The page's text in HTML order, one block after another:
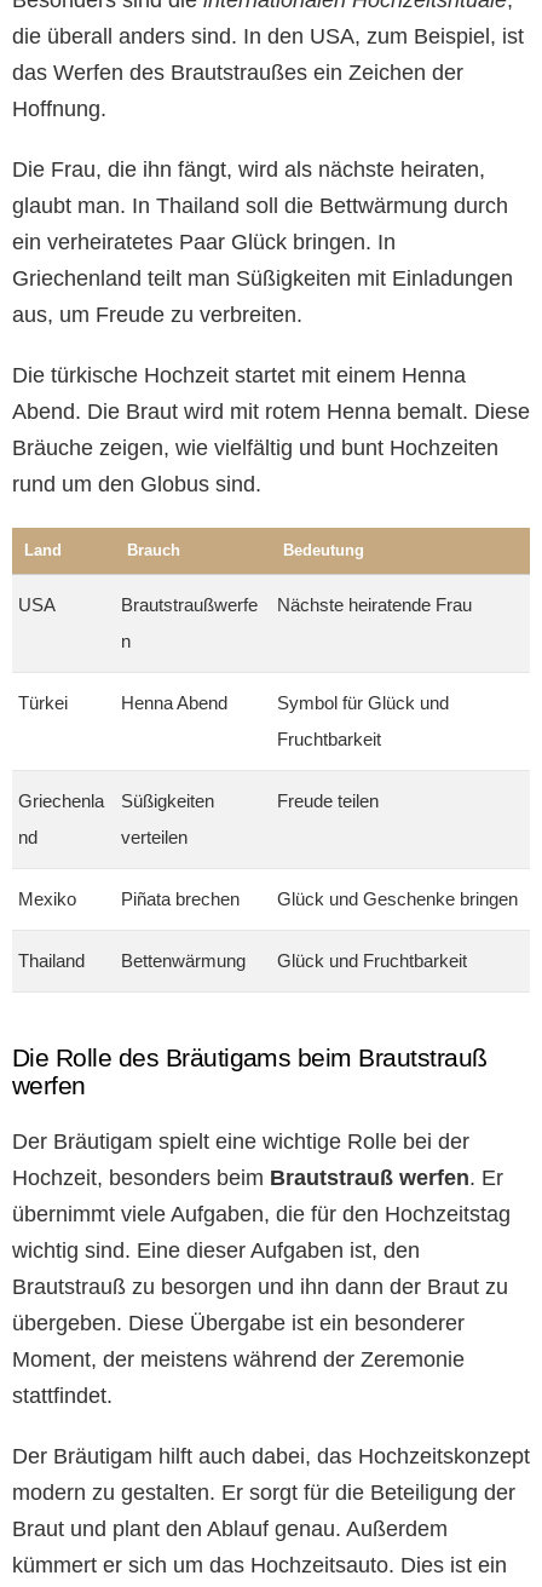
die überall anders sind. In den USA, zum Beispiel, ist
das Werfen des Brautstraußes ein Zeichen der
Hoffnung.
Die Frau, die ihn fängt, wird als nächste heiraten,
glaubt man. In Thailand soll die Bettwärmung durch
ein verheiratetes Paar Glück bringen. In
Griechenland teilt man Süßigkeiten mit Einladungen
aus, um Freude zu verbreiten.
Die türkische Hochzeit startet mit einem Henna
Abend. Die Braut wird mit rotem Henna bemalt. Diese
Bräuche zeigen, wie vielfältig und bunt Hochzeiten
rund um den Globus sind.
Land Brauch Bedeutung
USA
Brautstraußwerfe
n
Nächste heiratende Frau
Türkei Henna Abend
Symbol für Glück und
Fruchtbarkeit
Griechenla
nd
Süßigkeiten
verteilen
Freude teilen
Mexiko Piñata brechen Glück und Geschenke bringen
Thailand Bettenwärmung Glück und Fruchtbarkeit
Die Rolle des Bräutigams beim Brautstrauß
werfen
Der Bräutigam spielt eine wichtige Rolle bei der
Hochzeit, besonders beim Brautstrauß werfen. Er
übernimmt viele Aufgaben, die für den Hochzeitstag
wichtig sind. Eine dieser Aufgaben ist, den
Brautstrauß zu besorgen und ihn dann der Braut zu
übergeben. Diese Übergabe ist ein besonderer
Moment, der meistens während der Zeremonie
stattfindet.
Der Bräutigam hilft auch dabei, das Hochzeitskonzept
modern zu gestalten. Er sorgt für die Beteiligung der
Braut und plant den Ablauf genau. Außerdem
kümmert er sich um das Hochzeitsauto. Dies ist ein